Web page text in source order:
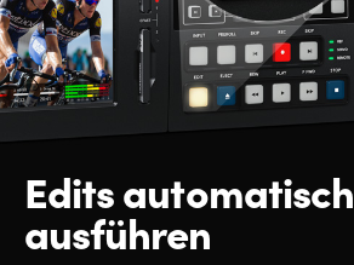
Edits automatisch
ausführen